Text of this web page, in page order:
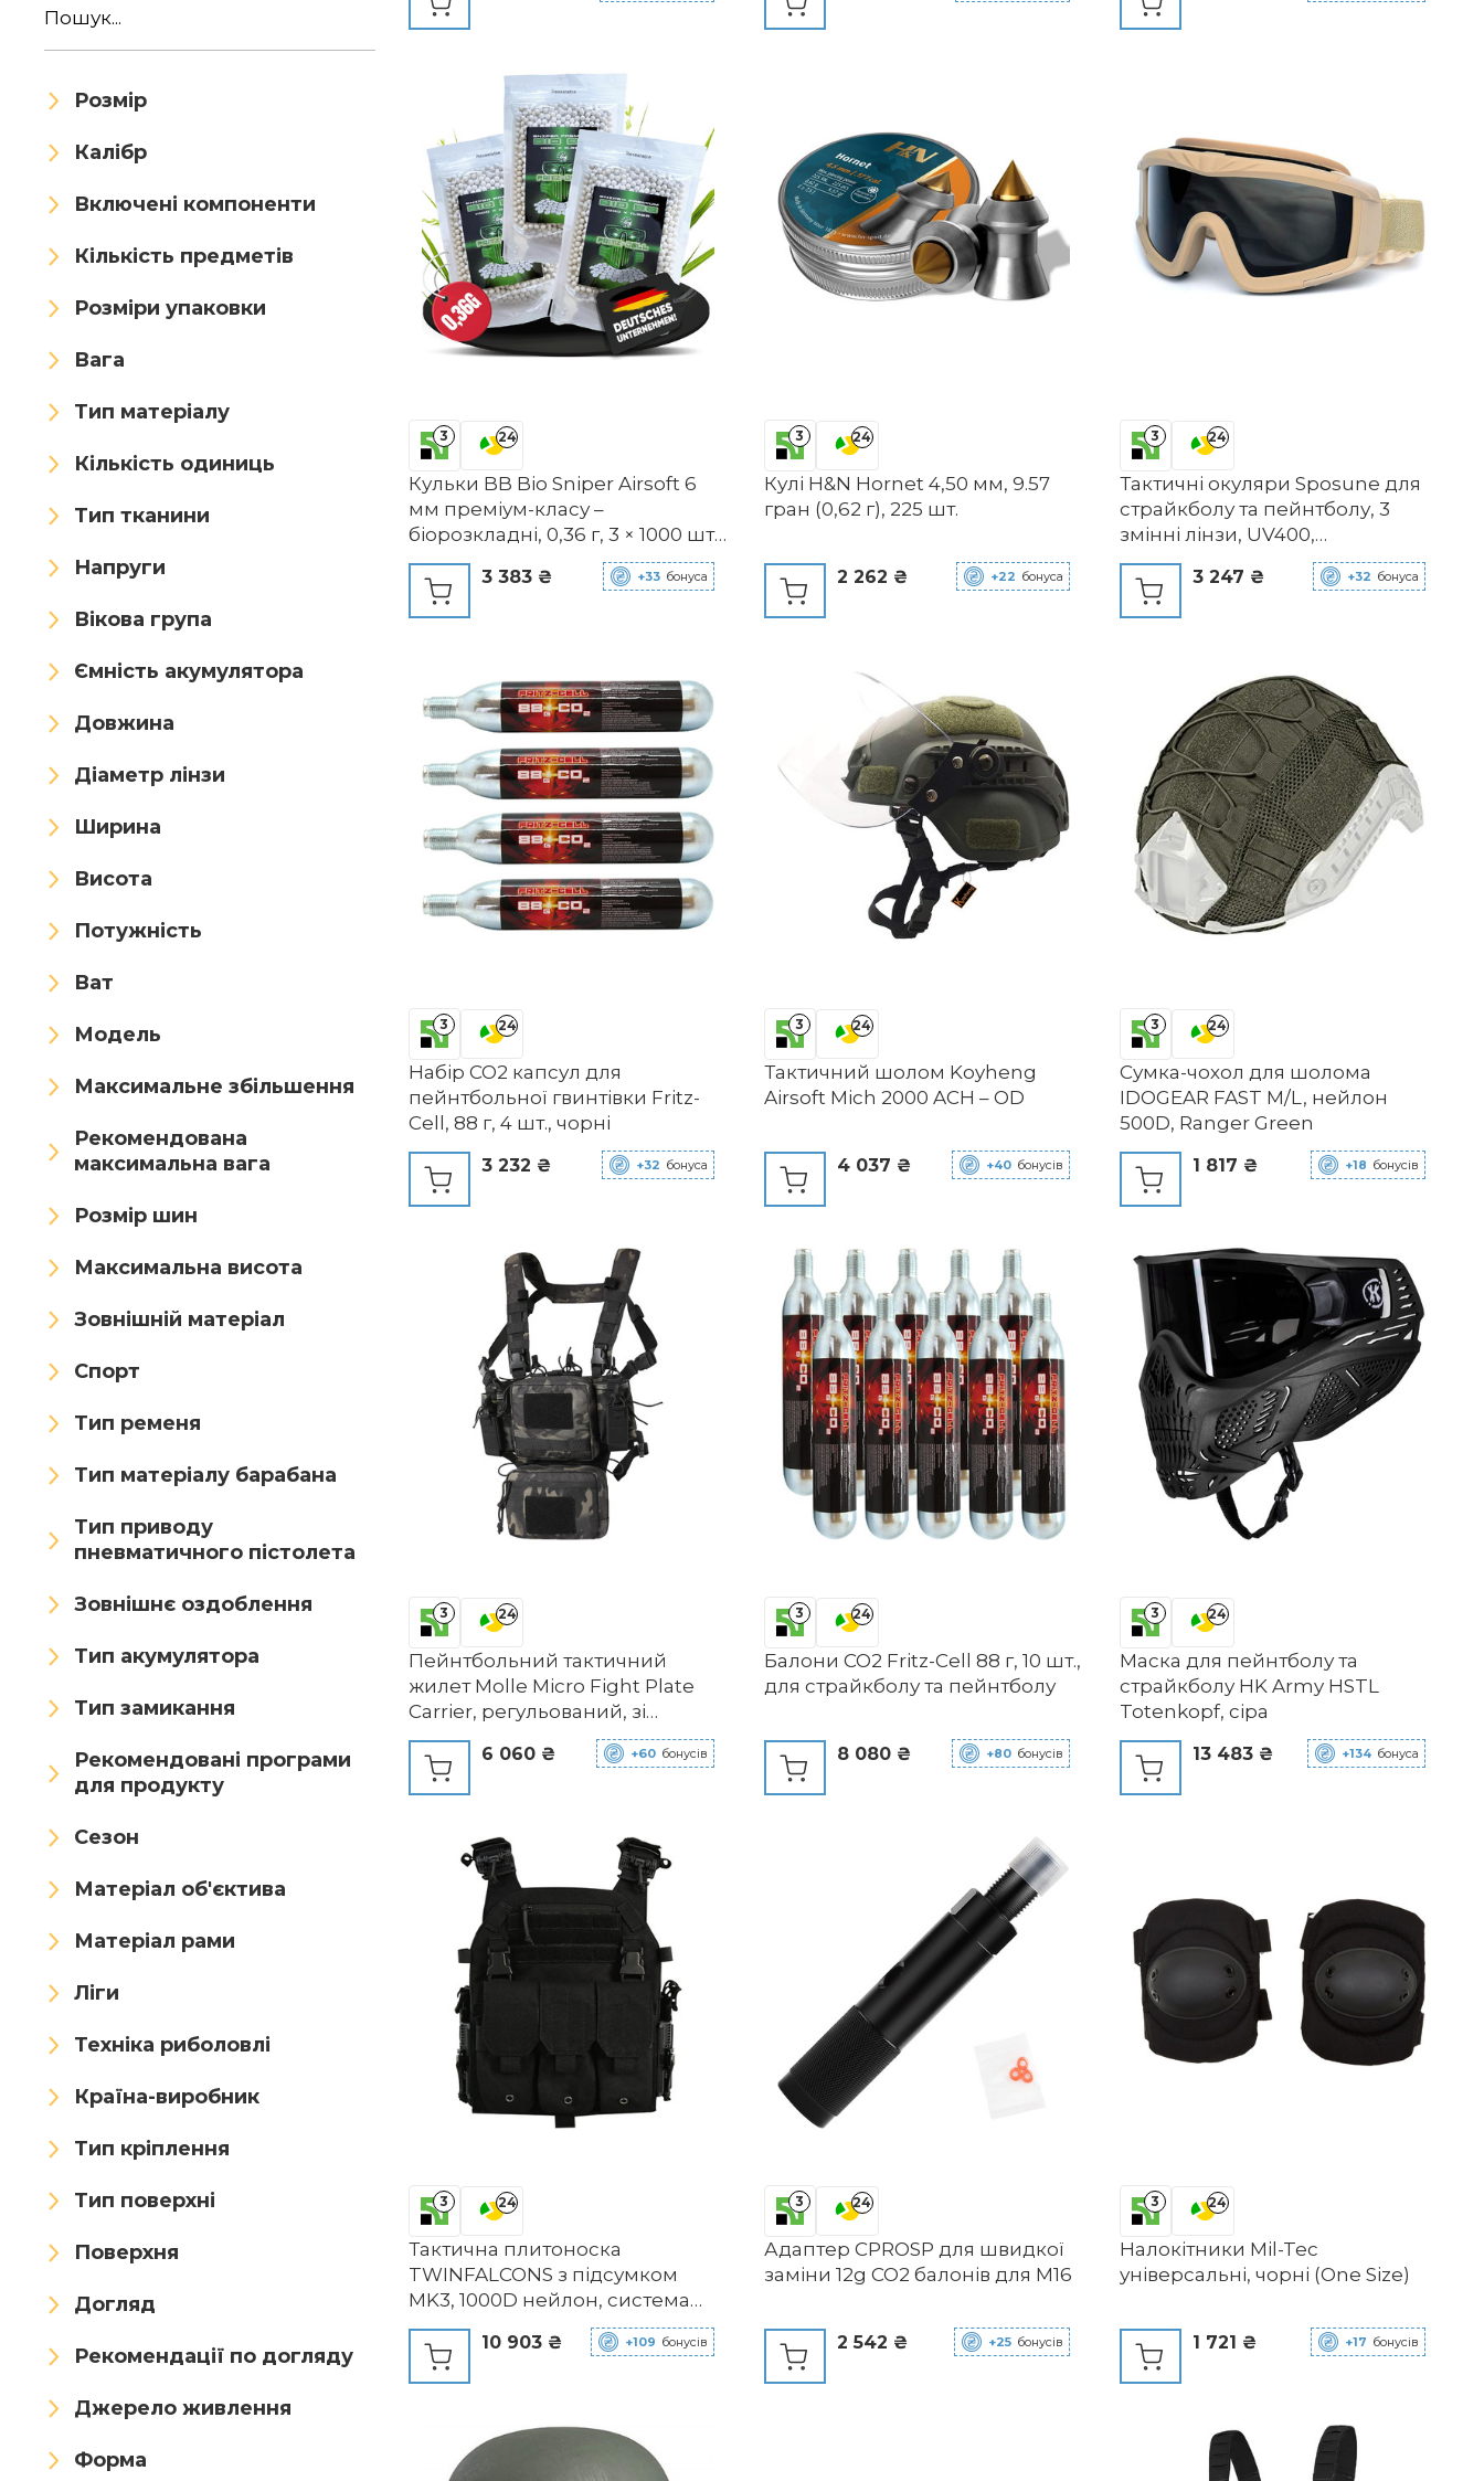
Earmor
Fox 40 fritz-cell G & G
G&G Armament Gamo
Gexgune
GUANBAILE GunGear
Gunsmith Gunyoo
H&N Sport Hanlong
HANSTRONG GEAR
haoYK HK Army
HNZMDY
(ICO)
INVADER KING
KALASHNIKOV KBFLWBF
Kecrotac Kisbeibi
Koyheng KRYDEX
KRYDEX GEAR
KURUGEILI
LEJUNJIE
Mil-Tec MILAEM
MiOYOOW Moldex
Mudder N / A NC
New Legion Nuprol
OAREA Odoukey
OneTigris Osprey
Paike
Paintball Equipment
PBTMCD Peminkoo
PengGengA
PYMUST Qavctw
QJYZHAN QMFIVE
rabuu RAVIN
RCXTechPro
Розмір
Калібр
Включені компоненти
Кількість предметів
Розміри упаковки
Вага
Тип матеріалу
Кількість одиниць
Тип тканини
Напруги
Вікова група
Ємність акумулятора
Довжина
Діаметр лінзи
Ширина
Висота
Потужність
Ват
Модель
Максимальне збільшення
Рекомендована
максимальна вага
Розмір шин
Максимальна висота
Зовнішній матеріал
Спорт
Тип ременя
Тип матеріалу барабана
Тип приводу
пневматичного пістолета
Зовнішнє оздоблення
Тип акумулятора
Тип замикання
Рекомендовані програми
для продукту
Сезон
Матеріал об'єктива
Матеріал рами
Ліги
Техніка риболовлі
Країна-виробник
Тип кріплення
Тип поверхні
Поверхня
Догляд
Рекомендації по догляду
Джерело живлення
Форма
3 24
Кульки BB Bio Sniper Airsoft 6
мм преміум-класу –
біорозкладні, 0,36 г, 3 × 1000 шт.,
ідеальні для снайперської
стрільби3 383 ₴ +33 бонуса
3 24
Кулі H&N Hornet 4,50 мм, 9.57
гран (0,62 г), 225 шт.
2 262 ₴ +22 бонуса
3 24
Тактичні окуляри Sposune для
страйкболу та пейнтболу, 3
змінні лінзи, UV400,
протиударні, хакі, для чоловіків і
жінок
3 247 ₴ +32 бонуса
3 24
Набір CO2 капсул для
пейнтбольної гвинтівки Fritz-
Cell, 88 г, 4 шт., чорні
3 232 ₴ +32 бонуса
3 24
Тактичний шолом Koyheng
Airsoft Mich 2000 ACH – OD
4 037 ₴ +40 бонусів
3 24
Сумка-чохол для шолома
IDOGEAR FAST M/L, нейлон
500D, Ranger Green
1 817 ₴ +18 бонусів
3 24
Пейнтбольний тактичний
жилет Molle Micro Fight Plate
Carrier, регульований, зі
знімними модулями та
підсумком для магазинів
5.56/7.62 9мм BKCP
6 060 ₴ +60 бонусів
3 24
Балони CO2 Fritz-Cell 88 г, 10 шт.,
для страйкболу та пейнтболу
8 080 ₴ +80 бонусів
3 24
Маска для пейнтболу та
страйкболу HK Army HSTL
Totenkopf, сіра
13 483 ₴ +134 бонуса
3 24
Тактична плитоноска
TWINFALCONS з підсумком
MK3, 1000D нейлон, система
швидкого скидання, сумісна з
MOLLE
10 903 ₴ +109 бонусів
3 24
Адаптер CPROSP для швидкої
заміни 12g CO2 балонів для M16
2 542 ₴ +25 бонусів
3 24
Налокітники Mil-Tec
універсальні, чорні (One Size)
1 721 ₴ +17 бонусів